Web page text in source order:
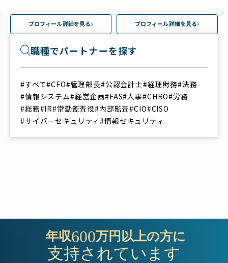
プロフィール詳細を見る プロフィール詳細を見る
職種でパートナーを探す
#すべて#CFO#管理部長#公認会計士#経理財務#法務
#情報システム#経営企画#FAS#人事#CHRO#労務
#総務#IR#常勤監査役#内部監査#CIO#CISO
#サイバーセキュリティ#情報セキュリティ
年収600万円以上の方に
支持されています